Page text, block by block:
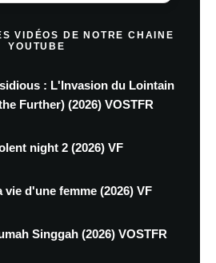
VIDÉOS DE NOTRE CHAINE
YOUTUBE
: L'Invasion du Lointain
Further) (2026) VOSTFR
night 2 (2026) VF
vie d'une femme (2026) VF
Singgah (2026) VOSTFR